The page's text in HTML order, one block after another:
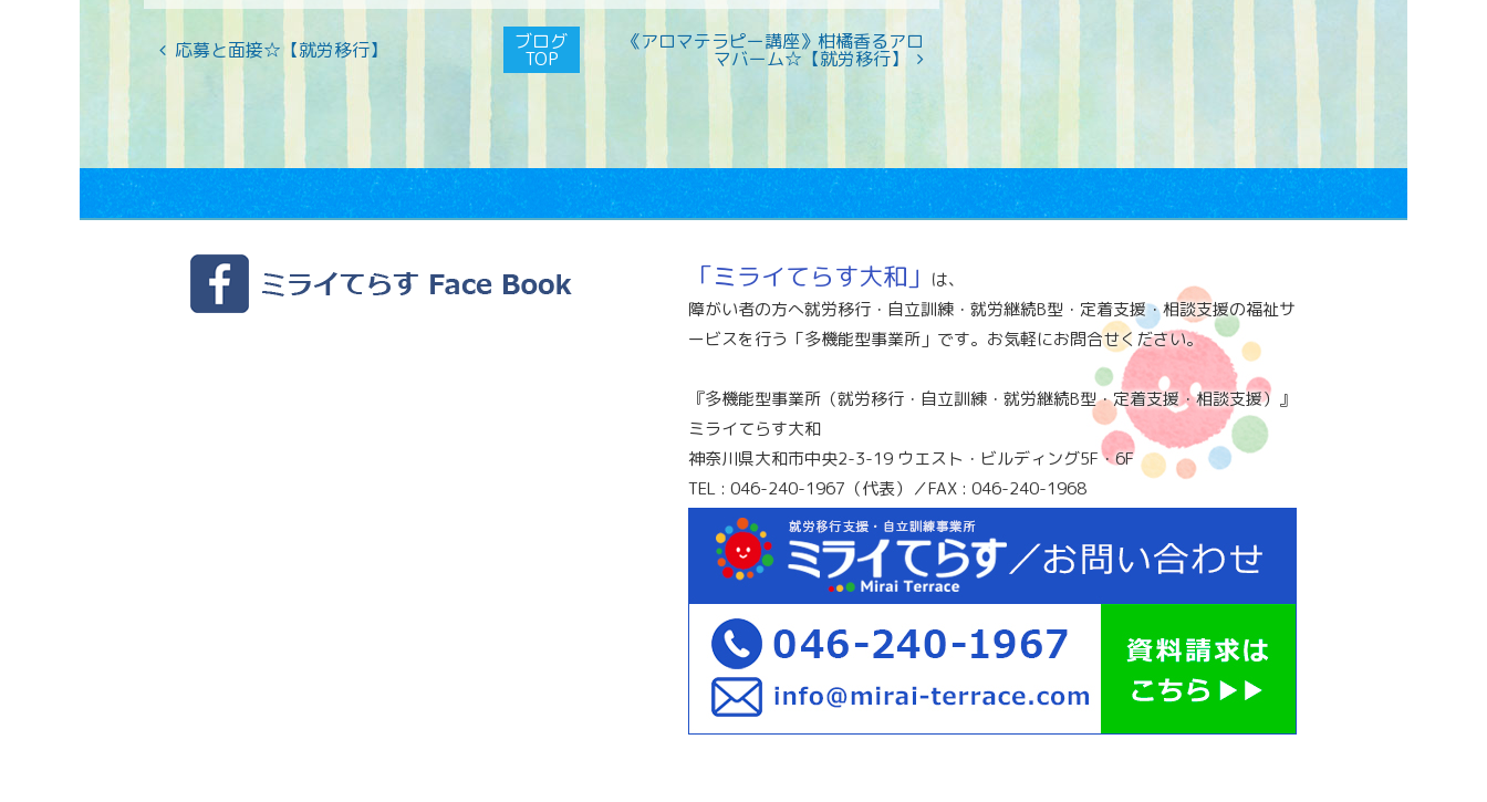
応募と面接☆【就労移行】 ブログ
TOP
《アロマテラピー講座》柑橘香るアロ
マバーム☆【就労移行】
「ミライてらす大和」
は、
障がい者の方へ就労移行・自立訓練・就労継続B型・定着支援・相談支援の福祉サ
ービスを行う「多機能型事業所」です。お気軽にお問合せください。
『多機能型事業所（就労移行・自立訓練・就労継続B型・定着支援・相談支援）』
ミライてらす大和
神奈川県大和市中央2-3-19 ウエスト・ビルディング5F・6F
TEL : 046-240-1967（代表）／FAX : 046-240-1968